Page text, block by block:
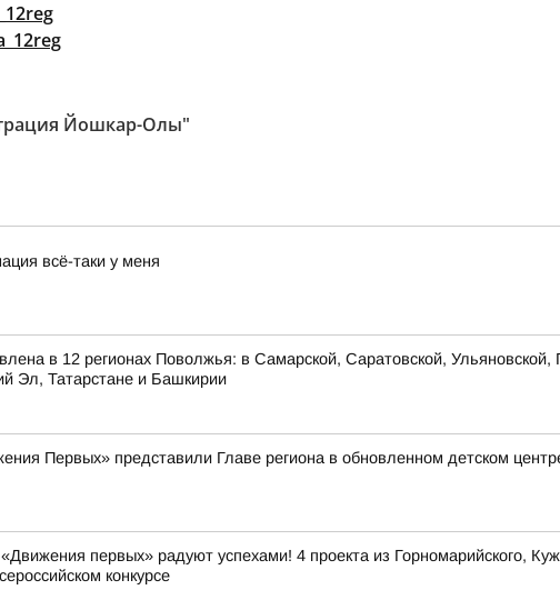
Йошкар-Олы"
всё-таки у меня
в 12 регионах Поволжья: в Самарской, Саратовской,
Эл, Татарстане и Башкирии
Первых» представили Главе региона в обновленном детском
первых» радуют успехами! 4 проекта из Горномарийского,
конкурсе